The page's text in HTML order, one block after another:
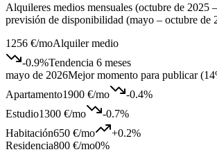
Alquileres medios mensuales (octubre de 2025
previsión de disponibilidad (mayo – octubre de
1256 €/moAlquiler medio
-0.9%Tendencia 6 meses
mayo de 2026Mejor momento para publicar
Apartamento1900 €/mo -0.4%
Estudio1300 €/mo -0.7%
Habitación650 €/mo +0.2%
Residencia800 €/mo0%